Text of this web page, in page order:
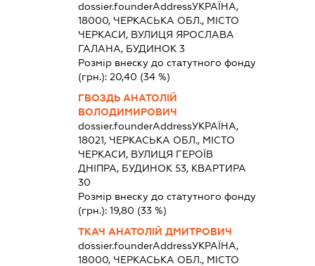
dossier.founderAddressУКРАЇНА,
18000, ЧЕРКАСЬКА ОБЛ., МІСТО
ЧЕРКАСИ, ВУЛИЦЯ ЯРОСЛАВА
ГАЛАНА, БУДИНОК 3
Розмір внеску до статутного фонду
(грн.):20,40 (34 %)
ГВОЗДЬ АНАТОЛІЙ
ВОЛОДИМИРОВИЧ
dossier.founderAddressУКРАЇНА,
18021, ЧЕРКАСЬКА ОБЛ., МІСТО
ЧЕРКАСИ, ВУЛИЦЯ ГЕРОЇВ
ДНІПРА, БУДИНОК 53, КВАРТИРА
30
Розмір внеску до статутного фонду
(грн.):19,80 (33 %)
ТКАЧ АНАТОЛІЙ ДМИТРОВИЧ
dossier.founderAddressУКРАЇНА,
18000, ЧЕРКАСЬКА ОБЛ., МІСТО